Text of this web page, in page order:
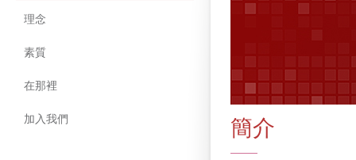
理念
素質
在那裡
加入我們 簡介